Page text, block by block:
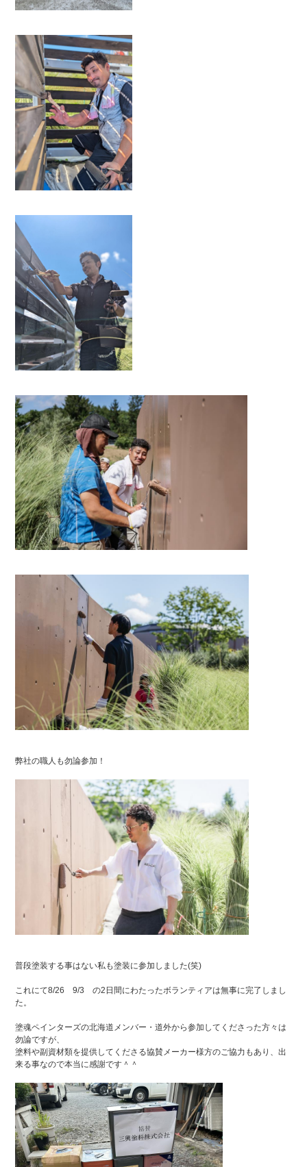
弊社の職人も勿論参加！
普段塗装する事はない私も塗装に参加しました(笑)
これにて8/26 9/3 の2日間にわたったボランティアは無事に完了しまし
た。
塗魂ペインターズの北海道メンバー・道外から参加してくださった方々は
勿論ですが、
塗料や副資材類を提供してくださる協賛メーカー様方のご協力もあり、出
来る事なので本当に感謝です＾＾